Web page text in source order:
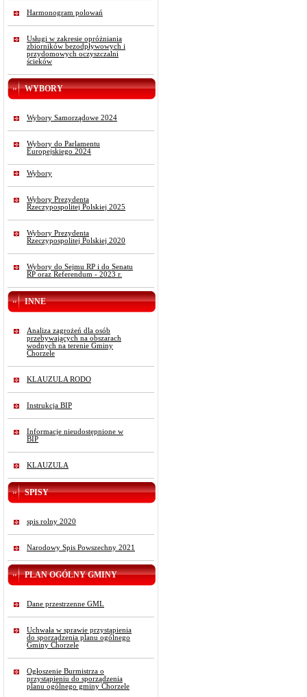
Harmonogram polowań
Usługi w zakresie opróżniania
zbiorników bezodpływowych i
przydomowych oczyszczalni
ścieków
WYBORY
Wybory Samorządowe 2024
Wybory do Parlamentu
Europejskiego 2024
Wybory
Wybory Prezydenta
Rzeczypospolitej Polskiej 2025
Wybory Prezydenta
Rzeczypospolitej Polskiej 2020
Wybory do Sejmu RP i do Senatu
RP oraz Referendum - 2023 r.
INNE
Analiza zagrożeń dla osób
przebywających na obszarach
wodnych na terenie Gminy
Chorzele
KLAUZULA RODO
Instrukcja BIP
Informacje nieudostępnione w
BIP
KLAUZULA
SPISY
spis rolny 2020
Narodowy Spis Powszechny 2021
PLAN OGÓLNY GMINY
Dane przestrzenne GML
Uchwała w sprawie przystąpienia
do sporządzenia planu ogólnego
Gminy Chorzele
Ogłoszenie Burmistrza o
przystąpieniu do sporządzenia
planu ogólnego gminy Chorzele